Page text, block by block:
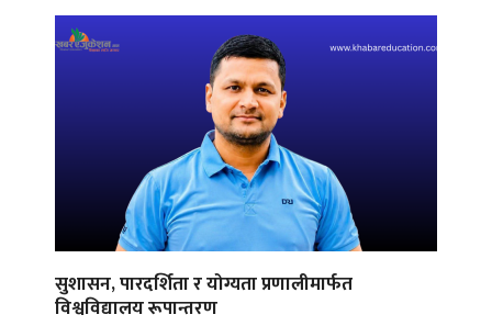
सुशासन, पारदर्शिता र योग्यता प्रणालीमार्फत
विश्वविद्यालय रूपान्तरण